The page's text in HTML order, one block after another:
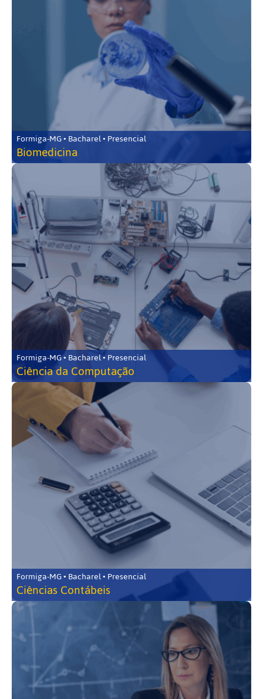
Formiga-MG • Bacharel • Presencial
Biomedicina
Formiga-MG • Bacharel • Presencial
Ciência da Computação
Formiga-MG • Bacharel • Presencial
Ciências Contábeis